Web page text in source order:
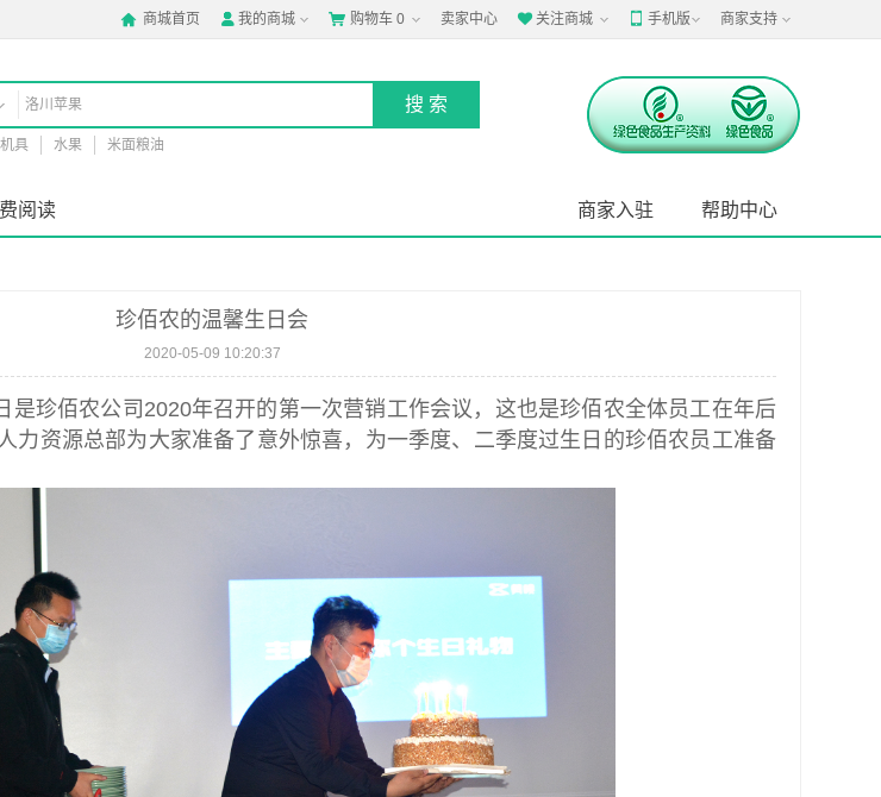
 商城首页  我的商城  购物车 0 卖家中心 关注商城 手机版 商家支持
具 水果 米面粮油
帮助中心
商家入驻
阅读
珍佰农的温馨生日会
2020-05-09 10:20:37
珍佰农公司2020年召开的第一次营销工作会议，这也是珍佰农全体员工在年后
力资源总部为大家准备了意外惊喜，为一季度、二季度过生日的珍佰农员工准备